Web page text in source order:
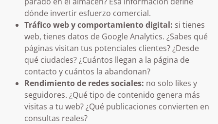
dónde invertir esfuerzo comercial.
Tráfico web y comportamiento digital: si tienes
web, tienes datos de Google Analytics. ¿Sabes qué
páginas visitan tus potenciales clientes? ¿Desde
qué ciudades? ¿Cuántos llegan a la página de
contacto y cuántos la abandonan?
Rendimiento de redes sociales: no solo likes y
seguidores. ¿Qué tipo de contenido genera más
visitas a tu web? ¿Qué publicaciones convierten en
consultas reales?